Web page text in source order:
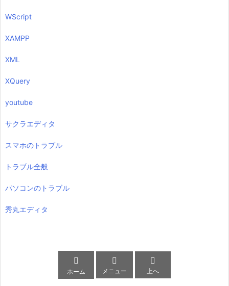
WScript
XAMPP
XML
XQuery
youtube
サクラエディタ
スマホのトラブル
トラブル全般
パソコンのトラブル
秀丸エディタ

ホーム

メニュー

上へ